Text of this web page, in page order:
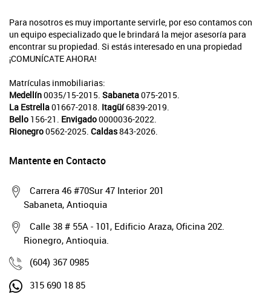
Para nosotros es muy importante servirle, por eso contamos con
un equipo especializado que le brindará la mejor asesoría para
encontrar su propiedad. Si estás interesado en una propiedad
¡COMUNÍCATE AHORA!
Matrículas inmobiliarias:
Medellín0035/15-2015. Sabaneta075-2015.
La Estrella01667-2018. Itagüí6839-2019.
Bello 156-21. Envigado0000036-2022.
Rionegro0562-2025. Caldas843-2026.
Mantente en Contacto
Carrera 46 #70Sur 47 Interior 201
Sabaneta, Antioquia
Calle 38 # 55A - 101, Edificio Araza, Oficina 202.
Rionegro, Antioquia.
(604) 367 0985
315 690 18 85